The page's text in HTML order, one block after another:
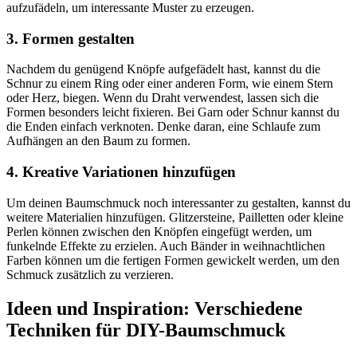
aufzufädeln, um interessante Muster zu erzeugen.
3. Formen gestalten
Nachdem du genügend Knöpfe aufgefädelt hast, kannst du die
Schnur zu einem Ring oder einer anderen Form, wie einem Stern
oder Herz, biegen. Wenn du Draht verwendest, lassen sich die
Formen besonders leicht fixieren. Bei Garn oder Schnur kannst du
die Enden einfach verknoten. Denke daran, eine Schlaufe zum
Aufhängen an den Baum zu formen.
4. Kreative Variationen hinzufügen
Um deinen Baumschmuck noch interessanter zu gestalten, kannst du
weitere Materialien hinzufügen. Glitzersteine, Pailletten oder kleine
Perlen können zwischen den Knöpfen eingefügt werden, um
funkelnde Effekte zu erzielen. Auch Bänder in weihnachtlichen
Farben können um die fertigen Formen gewickelt werden, um den
Schmuck zusätzlich zu verzieren.
Ideen und Inspiration: Verschiedene
Techniken für DIY-Baumschmuck